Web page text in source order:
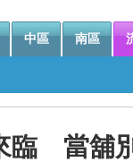
中區 南區
臨 當舖